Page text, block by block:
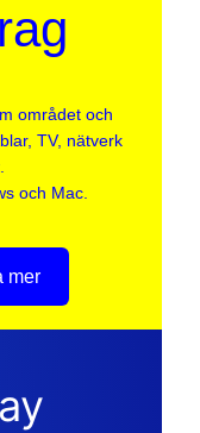
området och
TV, nätverk
och Mac.
mer